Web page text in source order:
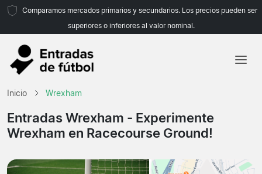
Comparamos mercados primarios y secundarios. Los precios pueden ser
superiores o inferiores al valor nominal.
Equipos
Ligas
Inicio Wrexham
Entradas Wrexham - Experimente
Wrexham en Racecourse Ground!